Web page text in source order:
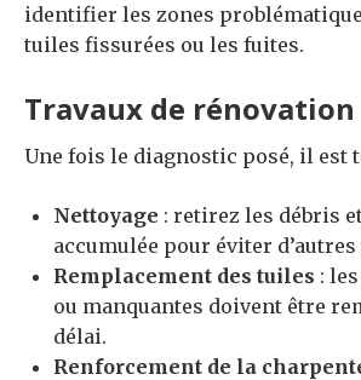
identifier les zones
tuiles fissurées ou les fuites.
Travaux de rénovation
Une fois le diagnostic posé, il est
Nettoyage : retirez les débris
accumulée pour éviter
Remplacement des tuiles :
ou manquantes doivent être
délai.
Renforcement de la